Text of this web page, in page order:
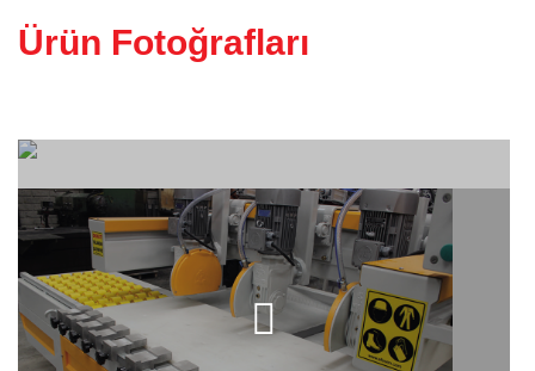
KALIBRE MAKINESI
Ürün Fotoğrafları